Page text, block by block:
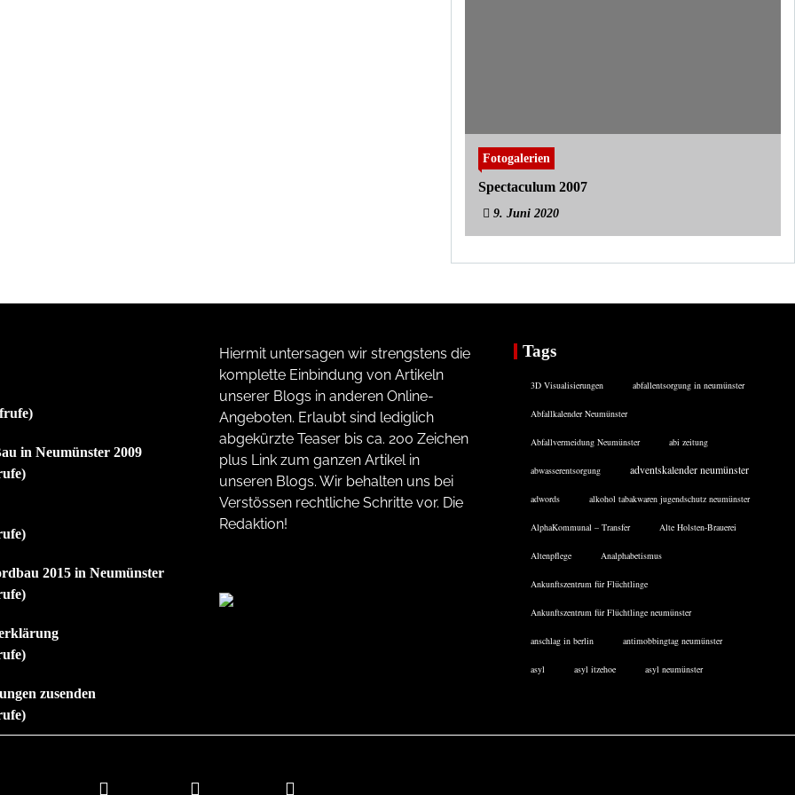
Fotogalerien
Spectaculum 2007
9. Juni 2020
in Neumünster 2009
2015 in Neumünster
zusenden
Hiermit untersagen wir strengstens die
komplette Einbindung von Artikeln
unserer Blogs in anderen Online-
Angeboten. Erlaubt sind lediglich
abgekürzte Teaser bis ca. 200 Zeichen
plus Link zum ganzen Artikel in
unseren Blogs. Wir behalten uns bei
Verstössen rechtliche Schritte vor. Die
Redaktion!
Tags
3D Visualisierungen abfallentsorgung in neumünster
Abfallkalender Neumünster
Abfallvermeidung Neumünster abi zeitung
abwasserentsorgung adventskalender neumünster
adwords alkohol tabakwaren jugendschutz neumünster
AlphaKommunal – Transfer Alte Holsten-Brauerei
Altenpflege Analphabetismus
Ankunftszentrum für Flüchtlinge
Ankunftszentrum für Flüchtlinge neumünster
anschlag in berlin antimobbingtag neumünster
asyl asyl itzehoe asyl neumünster